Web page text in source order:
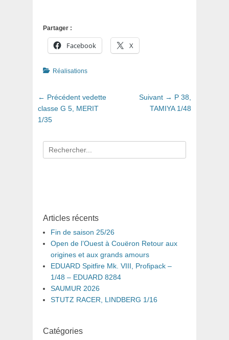
Partager :
Facebook X
Catégories
Réalisations
Navigation
de
l’article
← Précédent Article
précédent
vedette
classe G 5, MERIT
1/35
Suivant → Article
suivant
P 38,
TAMIYA 1/48
Recherche
pour
Articles récents
Fin de saison 25/26
Open de l’Ouest à Couëron Retour aux
origines et aux grands amours
EDUARD Spitfire Mk. VIII, Profipack –
1/48 – EDUARD 8284
SAUMUR 2026
STUTZ RACER, LINDBERG 1/16
Catégories